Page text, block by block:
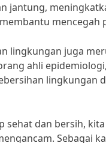
jantung,
lingkungan juga
ahli
lingkungan
sehat dan bersih,
Sebagai